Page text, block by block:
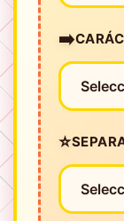
➡️
⭐